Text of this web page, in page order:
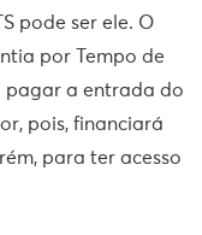
pode ser ele. O
por Tempo de
pagar a entrada do
pois, financiará
para ter acesso